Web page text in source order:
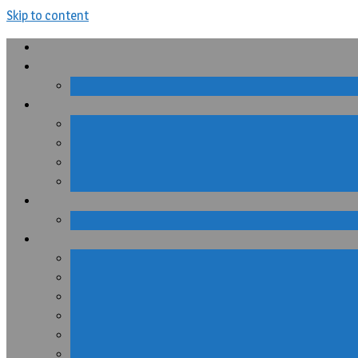
Skip to content